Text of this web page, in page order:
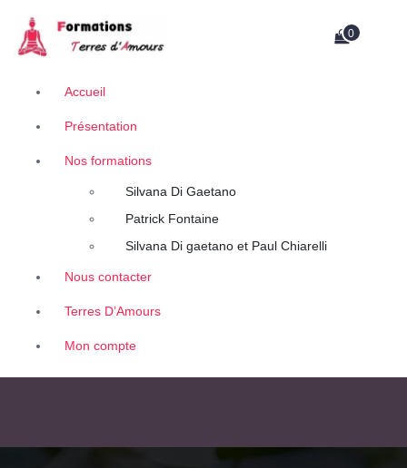
Retrouvez des contenus uniques de thérapeutes, auteurs et conférenciers.
0
Accueil
Présentation
Nos formations
Silvana Di Gaetano
Patrick Fontaine
Silvana Di gaetano et Paul Chiarelli
Nous contacter
Terres D’Amours
Mon compte